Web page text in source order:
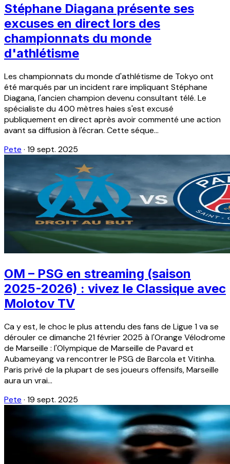
Stéphane Diagana présente ses
excuses en direct lors des
championnats du monde
d'athlétisme
Les championnats du monde d'athlétisme de Tokyo ont
été marqués par un incident rare impliquant Stéphane
Diagana, l'ancien champion devenu consultant télé. Le
spécialiste du 400 mètres haies s'est excusé
publiquement en direct après avoir commenté une action
avant sa diffusion à l'écran. Cette séque...
Pete · 19 sept. 2025
OM – PSG en streaming (saison
2025-2026) : vivez le Classique avec
Molotov TV
Ca y est, le choc le plus attendu des fans de Ligue 1 va se
dérouler ce dimanche 21 février 2025 à l'Orange Vélodrome
de Marseille : l'Olympique de Marseille de Pavard et
Aubameyang va rencontrer le PSG de Barcola et Vitinha.
Paris privé de la plupart de ses joueurs offensifs, Marseille
aura un vrai...
Pete · 19 sept. 2025